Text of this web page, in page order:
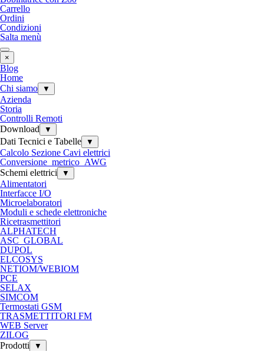
Carrello
Ordini
Condizioni
Salta menù
×
Blog
Home
Chi siamo
▼
Azienda
Storia
Controlli Remoti
Download
▼
Dati Tecnici e Tabelle ▼
Calcolo Sezione Cavi elettrici
Conversione_metrico_AWG
Schemi elettrici
▼
Alimentatori
Interfacce I/O
Microelaboratori
Moduli e schede elettroniche
Ricetrasmettitori
ALPHATECH
ASC_GLOBAL
DUPOL
ELCOSYS
NETIOM/WEBIOM
PCE
SELAX
SIMCOM
Termostati GSM
TRASMETTITORI FM
WEB Server
ZILOG
Prodotti
▼